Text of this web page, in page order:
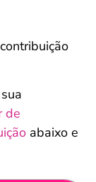
de
abaixo e